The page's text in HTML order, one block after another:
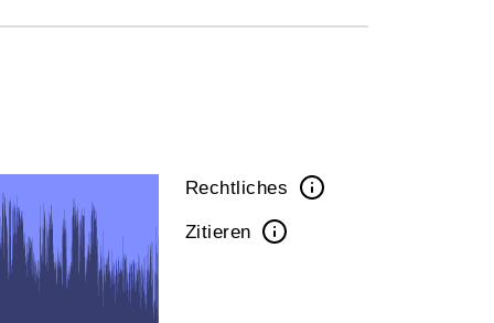
Rechtliches
Zitieren